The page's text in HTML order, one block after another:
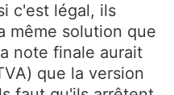
c'est légal, ils
même solution que
note finale aurait
que la version